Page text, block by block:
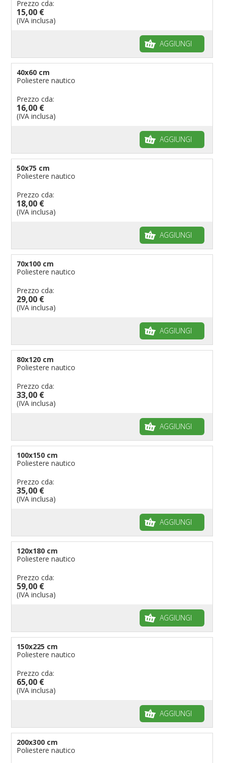
Prezzo cda:
15,00 €
(IVA inclusa)
AGGIUNGI
40x60 cm
Poliestere nautico
Prezzo cda:
16,00 €
(IVA inclusa)
AGGIUNGI
50x75 cm
Poliestere nautico
Prezzo cda:
18,00 €
(IVA inclusa)
AGGIUNGI
70x100 cm
Poliestere nautico
Prezzo cda:
29,00 €
(IVA inclusa)
AGGIUNGI
80x120 cm
Poliestere nautico
Prezzo cda:
33,00 €
(IVA inclusa)
AGGIUNGI
100x150 cm
Poliestere nautico
Prezzo cda:
35,00 €
(IVA inclusa)
AGGIUNGI
120x180 cm
Poliestere nautico
Prezzo cda:
59,00 €
(IVA inclusa)
AGGIUNGI
150x225 cm
Poliestere nautico
Prezzo cda:
65,00 €
(IVA inclusa)
AGGIUNGI
200x300 cm
Poliestere nautico